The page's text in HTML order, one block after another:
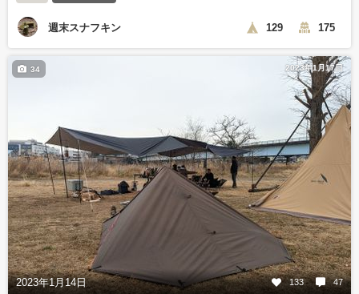
週末スナフキン 129 175
2023年1月17日
2023年1月14日 133 47
34